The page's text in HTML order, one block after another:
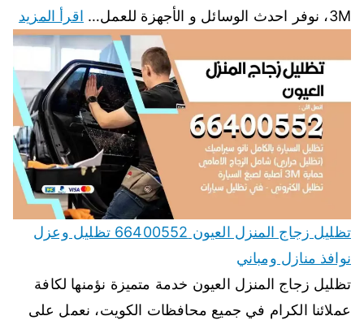
3M، نوفر احدث الوسائل و الأجهزة للعمل…
اقرأ المزيد
تظليل زجاج المنزل العيون 66400552 تظليل وعزل
نوافذ منازل ومباني
تظليل زجاج المنزل العيون خدمة متميزة نؤمنها لكافة
عملائنا الكرام في جميع محافظات الكويت، نعمل على